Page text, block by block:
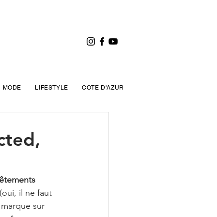
il ne faut
sur
MODE LIFESTYLE COTE D'AZUR